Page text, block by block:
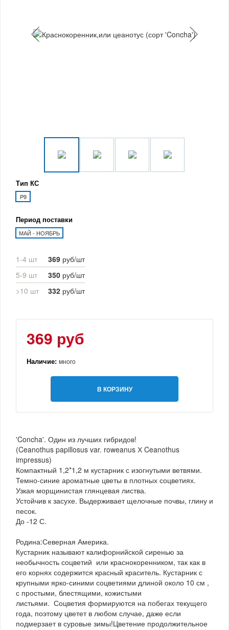
Тип КС
P9
Период поставки
МАЙ - НОЯБРЬ
1-4 шт 369 руб/шт
5-9 шт
350 руб/шт
>10 шт
332 руб/шт
369 руб
Наличие: много
В КОРЗИНУ
'Concha'. Один из лучших гибридов!
(Ceanothus papillosus var. roweanus Х Ceanothus
impressus)
Компактный 1,2*1,2 м кустарник с изогнутыми ветвями.
Темно-синие ароматные цветы в плотных соцветиях.
Узкая морщинистая глянцевая листва.
Устойчив к засухе. Выдерживает щелочные почвы, глину и
песок.
До -12 С.
Родина:Северная Америка.
Кустарник называют калифорнийской сиренью за
необычность соцветий или краснокоренником, так как в
его корнях содержится красный краситель. Кустарник с
крупными ярко-синими соцветиями длиной около 10 см ,
с простыми, блестящими, кожистыми
листьями. Соцветия формируются на побегах текущего
года, поэтому цветет в любом случае, даже если
подмерзает в суровые зимы!Цветение продолжительное